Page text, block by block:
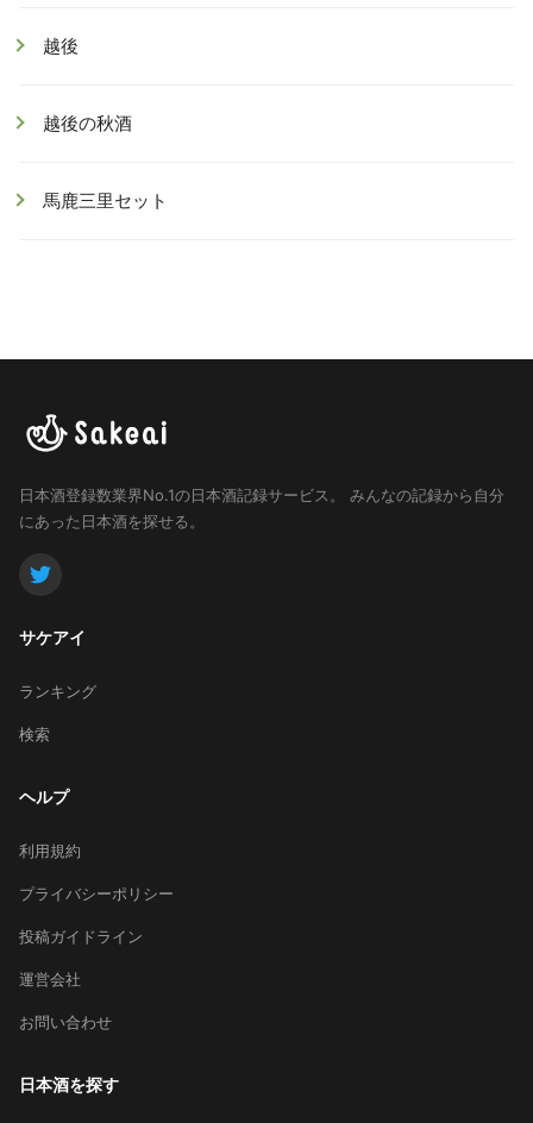
越後
越後の秋酒
馬鹿三里セット
日本酒登録数業界No.1の日本酒記録サービス。
みんなの記録から自分
にあった日本酒を探せる。
サケアイ
ランキング
検索
ヘルプ
利用規約
プライバシーポリシー
投稿ガイドライン
運営会社
お問い合わせ
日本酒を探す